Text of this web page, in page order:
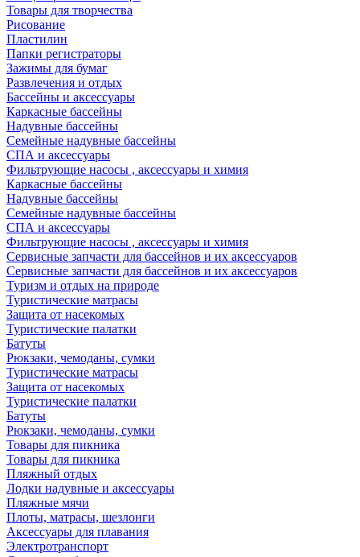
Товары для творчества
Рисование
Пластилин
Папки регистраторы
Зажимы для бумаг
Развлечения и отдых
Бассейны и аксессуары
Каркасные бассейны
Надувные бассейны
Семейные надувные бассейны
СПА и аксессуары
Фильтрующие насосы , аксессуары и химия
Каркасные бассейны
Надувные бассейны
Семейные надувные бассейны
СПА и аксессуары
Фильтрующие насосы , аксессуары и химия
Cервисные запчасти для бассейнов и их аксессуаров
Cервисные запчасти для бассейнов и их аксессуаров
Туризм и отдых на природе
Туристические матрасы
Защита от насекомых
Туристические палатки
Батуты
Рюкзаки, чемоданы, сумки
Туристические матрасы
Защита от насекомых
Туристические палатки
Батуты
Рюкзаки, чемоданы, сумки
Товары для пикника
Товары для пикника
Пляжный отдых
Лодки надувные и аксессуары
Пляжные мячи
Плоты, матрасы, шезлонги
Аксессуары для плавания
Электротранспорт